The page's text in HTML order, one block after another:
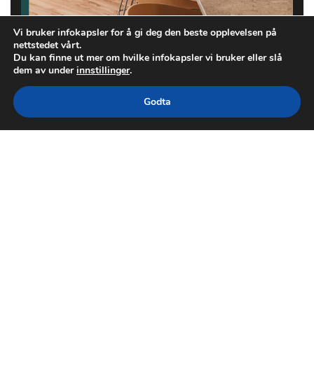
Vi bruker infokapsler for å gi deg den beste opplevelsen på
nettstedet vårt.
Du kan finne ut mer om hvilke infokapsler vi bruker eller slå
dem av underinnstillinger.
Godta